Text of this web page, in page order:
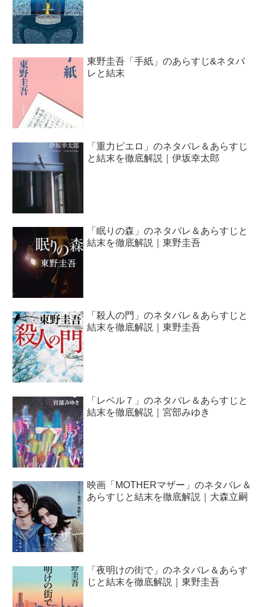
東野圭吾「手紙」のあらすじ&ネタバ
レと結末
「重力ピエロ」のネタバレ＆あらすじ
と結末を徹底解説｜伊坂幸太郎
「眠りの森」のネタバレ＆あらすじと
結末を徹底解説｜東野圭吾
「殺人の門」のネタバレ＆あらすじと
結末を徹底解説｜東野圭吾
「レベル７」のネタバレ＆あらすじと
結末を徹底解説｜宮部みゆき
映画「MOTHERマザー」のネタバレ＆
あらすじと結末を徹底解説｜大森立嗣
「夜明けの街で」のネタバレ＆あらす
じと結末を徹底解説｜東野圭吾